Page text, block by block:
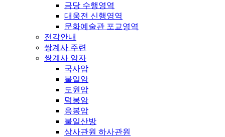
금당 수행영역
대웅전 신행영역
문화예술관 포교영역
전각안내
쌍계사 주련
쌍계사 암자
국사암
불일암
도원암
덕봉암
응봉암
불일산방
상사관원 하사관원